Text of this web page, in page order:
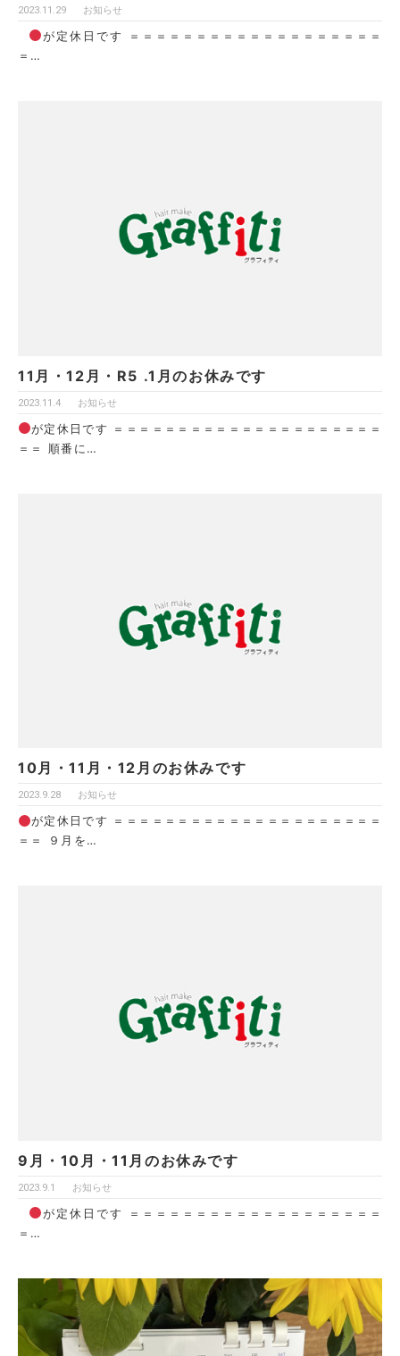
2023.11.29 お知らせ
が定休日です ＝＝＝＝＝＝＝＝＝＝＝＝＝＝＝＝＝＝＝
＝…
11月・12月・R5 .1月のお休みです
2023.11.4 お知らせ
が定休日です ＝＝＝＝＝＝＝＝＝＝＝＝＝＝＝＝＝＝＝＝＝
＝＝ 順番に…
10月・11月・12月のお休みです
2023.9.28 お知らせ
が定休日です ＝＝＝＝＝＝＝＝＝＝＝＝＝＝＝＝＝＝＝＝＝
＝＝ ９月を…
9月・10月・11月のお休みです
2023.9.1 お知らせ
が定休日です ＝＝＝＝＝＝＝＝＝＝＝＝＝＝＝＝＝＝＝
＝…